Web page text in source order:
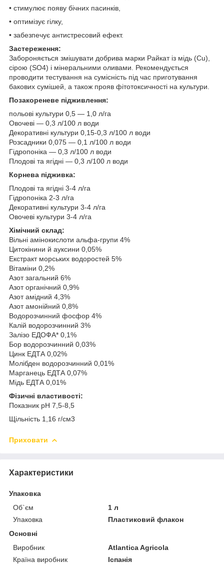
• стимулює появу бічних пасинків,
• оптимізує гілку,
• забезпечує антистресовий ефект.
Застереження:
Забороняється змішувати добрива марки Райкат із мідь (Cu),
сірою (SO4) і мінеральними оливами. Рекомендується
проводити тестування на сумісність під час приготування
бакових сумішей, а також прояв фітотоксичності на культури.
Позакореневе підживлення:
польові культури 0,5 — 1,0 л/га
Овочеві — 0,3 л/100 л води
Декоративні культури 0,15-0,3 л/100 л води
Розсадники 0,075 — 0,1 л/100 л води
Гідропоніка — 0,3 л/100 л води
Плодові та ягідні — 0,3 л/100 л води
Корнева підживка:
Плодові та ягідні 3-4 л/га
Гідропоніка 2-3 л/га
Декоративні культури 3-4 л/га
Овочеві культури 3-4 л/га
Xімічний склад:
Вільні амінокислоти альфа-групи 4%
Цитокінини й ауксини 0,05%
Екстракт морських водоростей 5%
Вітаміни 0,2%
Азот загальний 6%
Азот органічний 0,9%
Азот амідний 4,3%
Азот амонійний 0,8%
Водорозчинний фосфор 4%
Калій водорозчинний 3%
Залізо ЕДОФА* 0,1%
Бор водорозчинний 0,03%
Цинк ЕДТА 0,02%
Молібден водорозчинний 0,01%
Марганець ЕДТА 0,07%
Мідь ЕДТА 0,01%
Фізичні властивості:
Показник pH 7,5-8,5
Щільність 1,16 г/см3
Приховати
Характеристики
Упаковка
Об`єм
1 л
Упаковка
Пластиковий флакон
Основні
Виробник
Atlantica Agricola
Країна виробник
Іспанія